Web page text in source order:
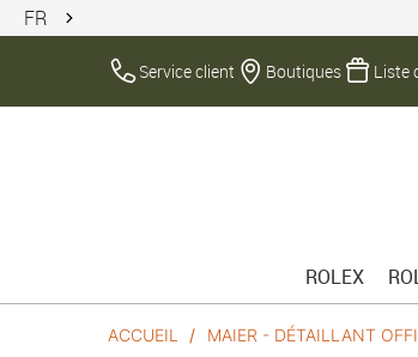
FR
Service client Boutiques Liste
ROLEX
ACCUEIL MAIER - DÉTAILLANT